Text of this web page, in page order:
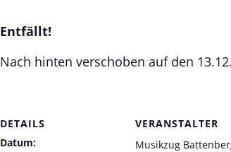
Entfällt!
Nach hinten verschoben auf den
DETAILS
Datum:
VERANSTALTER
Musikzug